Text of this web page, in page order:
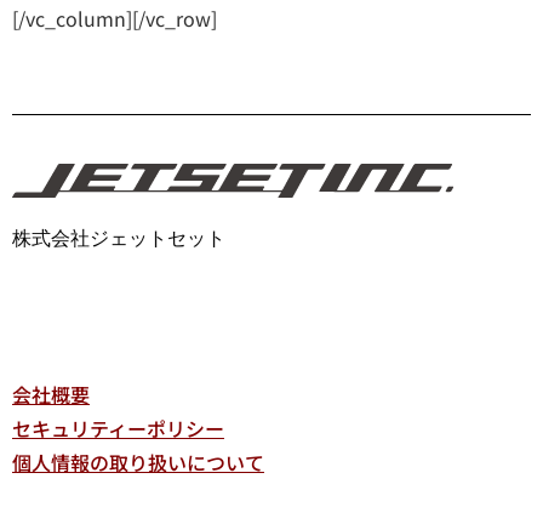
[/vc_column][/vc_row]
株式会社ジェットセット
会社概要
セキュリティーポリシー
個人情報の取り扱いについて